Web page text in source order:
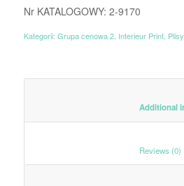
Nr KATALOGOWY: 2-9170
Kategorii: Grupa cenowa 2, Interieur Print, Plisy,